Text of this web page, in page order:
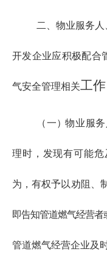
二、物业服务
开发企业应积极配合
气安全管理相关工作
（一）物业服
理时，发现有可能危
为，有权予以劝阻、制
即告知管道燃气经营者
管道燃气经营企业及